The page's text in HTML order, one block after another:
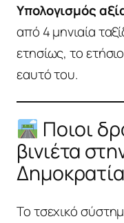
Υπολογισμός
από 4 μηνιαία
ετησίως, το
εαυτό του.
Ποιοι
βινιέτα
Το τσεχικό